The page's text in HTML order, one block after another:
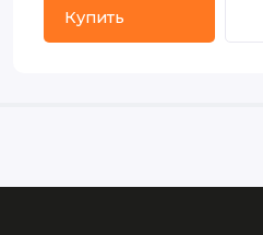
Купить